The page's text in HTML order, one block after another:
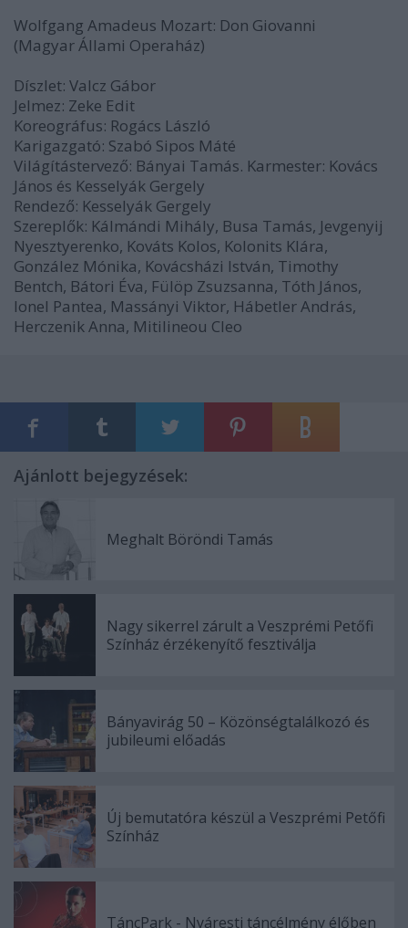
Wolfgang Amadeus Mozart: Don Giovanni
(Magyar Állami Operaház)
Díszlet: Valcz Gábor
Jelmez: Zeke Edit
Koreográfus: Rogács László
Karigazgató: Szabó Sipos Máté
Világítástervező: Bányai Tamás. Karmester: Kovács
János és Kesselyák Gergely
Rendező: Kesselyák Gergely
Szereplők: Kálmándi Mihály, Busa Tamás, Jevgenyij
Nyesztyerenko, Kováts Kolos, Kolonits Klára,
González Mónika, Kovácsházi István, Timothy
Bentch, Bátori Éva, Fülöp Zsuzsanna, Tóth János,
Ionel Pantea, Massányi Viktor, Hábetler András,
Herczenik Anna, Mitilineou Cleo
Ajánlott bejegyzések:
Meghalt Böröndi Tamás
Nagy sikerrel zárult a Veszprémi Petőfi
Színház érzékenyítő fesztiválja
Bányavirág 50 – Közönségtalálkozó és
jubileumi előadás
Új bemutatóra készül a Veszprémi Petőfi
Színház
TáncPark - Nyáresti táncélmény élőben